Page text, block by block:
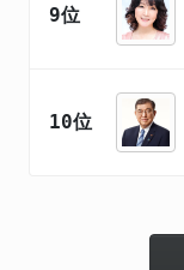
9位
10位